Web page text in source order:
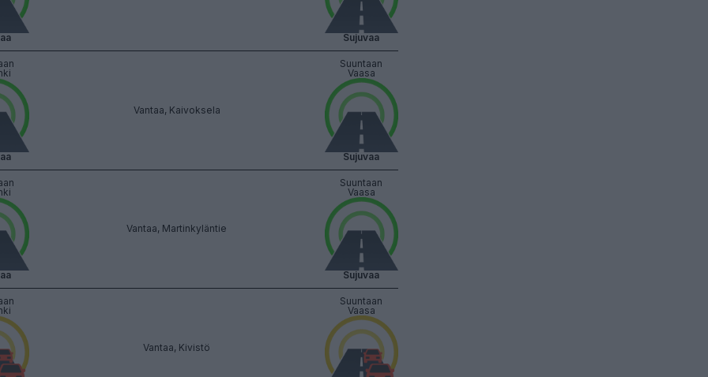
Sujuvaa
Vantaa, Kaivoksela
Suuntaan
Vaasa
Sujuvaa
Vantaa, Martinkyläntie
Suuntaan
Vaasa
Sujuvaa
Vantaa, Kivistö
Suuntaan
Vaasa